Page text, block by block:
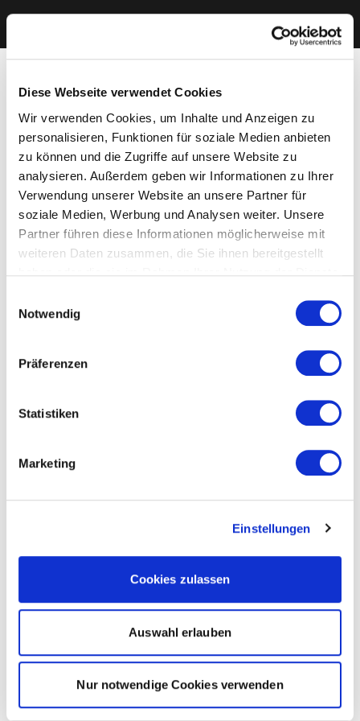
Diese Webseite verwendet Cookies
Wir verwenden Cookies, um Inhalte und Anzeigen zu
personalisieren, Funktionen für soziale Medien anbieten
zu können und die Zugriffe auf unsere Website zu
analysieren. Außerdem geben wir Informationen zu Ihrer
Verwendung unserer Website an unsere Partner für
soziale Medien, Werbung und Analysen weiter. Unsere
Partner führen diese Informationen möglicherweise mit
weiteren Daten zusammen, die Sie ihnen bereitgestellt
Cookies, wenn Sie unsere Webseite weiterhin nutzen.
Notwendig
Präferenzen
Statistiken
Marketing
Einstellungen
Cookies zulassen
Auswahl erlauben
Nur notwendige Cookies verwenden